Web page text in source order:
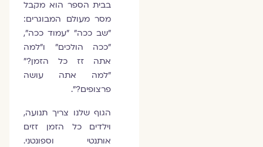
בבית הספר הוא מקבל
מסר מעולם המבוגרים:
"שב ככה" "עמוד ככה",
"ככה הולכים" ו"למה
אתה זז כל הזמן?"
"למה אתה עושה
פרצופים?".
הגוף שלנו צריך תנועה,
וילדים כל הזמן זזים
אותנטי וספונטני.